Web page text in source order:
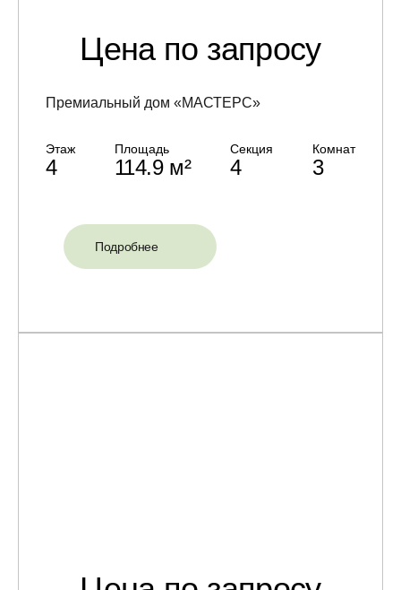
Цена по запросу
Премиальный дом «МАСТЕРС»
Этаж
4
Площадь
114.9 м²
Секция
4
Комнат
3
Подробнее